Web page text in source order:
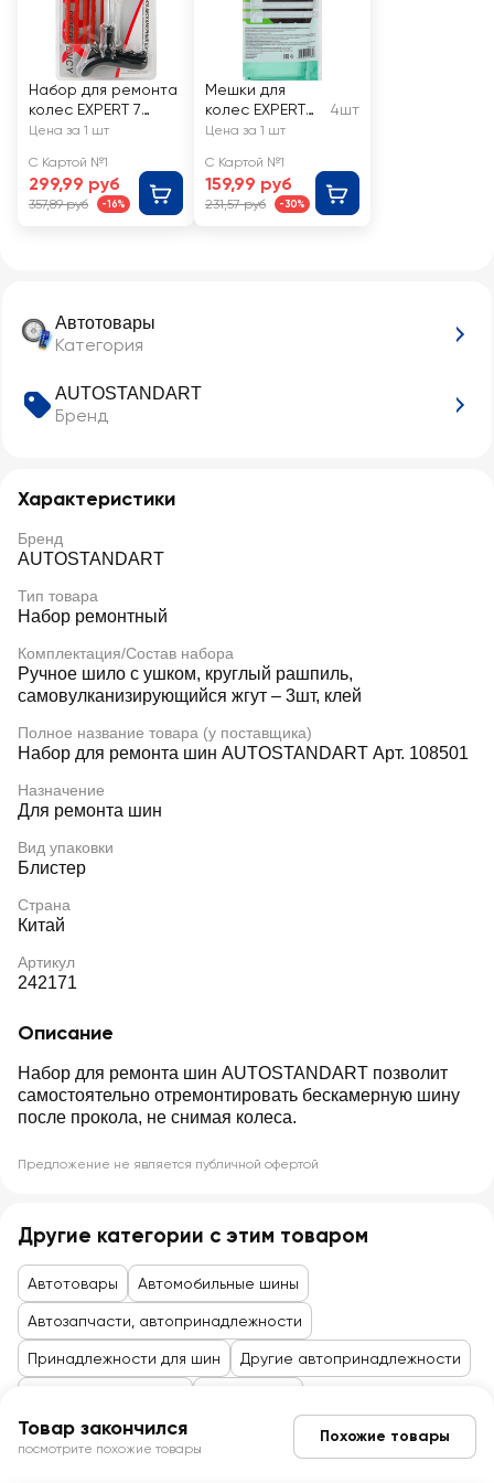
Автотовары
Категория
AUTOSTANDART
Бренд
Характеристики
Бренд
AUTOSTANDART
Тип товара
Набор ремонтный
Комплектация/Состав набора
Ручное шило с ушком, круглый рашпиль,
самовулканизирующийся жгут – 3шт, клей
Полное название товара (у поставщика)
Набор для ремонта шин AUTOSTANDART Арт. 108501
Назначение
Для ремонта шин
Вид упаковки
Блистер
Страна
Китай
Артикул
242171
Описание
Набор для ремонта шин AUTOSTANDART позволит
самостоятельно отремонтировать бескамерную шину
после прокола, не снимая колеса.
Предложение не является публичной офертой
Набор для ремонта
колес EXPERT 7
предметов Арт.
Цена за 1 шт
С Картой №1
299,99 руб
357,89 руб -16%
Мешки для
колес EXPERT
до 19"
4шт
Цена за 1 шт
С Картой №1
159,99 руб
231,57 руб -30%
Другие категории с этим товаром
Автотовары Автомобильные шины
Автозапчасти, автопринадлежности
Принадлежности для шин Другие автопринадлежности
Товар закончился
посмотрите похожие товары
Похожие товары